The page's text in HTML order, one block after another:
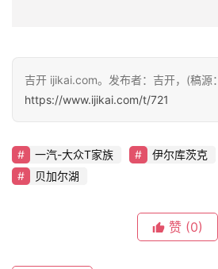
吉开 ijikai.com。发布者：吉开，(稿源
https://www.ijikai.com/t/721
一汽-大众T家族 伊尔库茨克
贝加尔湖
赞 (0)